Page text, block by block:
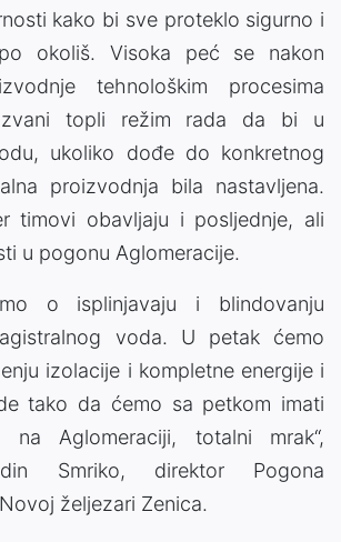
kako bi sve proteklo sigurno i
okoliš. Visoka peć se nakon
tehnološkim procesima
topli režim rada da bi u
ukoliko dođe do konkretnog
proizvodnja bila nastavljena.
timovi obavljaju i posljednje, ali
u pogonu Aglomeracije.
o isplinjavaju i blindovanju
voda. U petak ćemo
izolacije i kompletne energije i
tako da ćemo sa petkom imati
na Aglomeraciji, totalni mrak“,
Smriko, direktor Pogona
željezari Zenica.